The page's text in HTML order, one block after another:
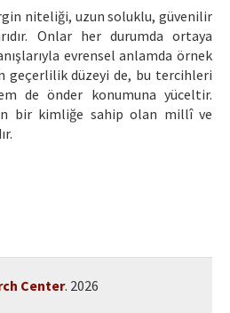
niteliği, uzun soluklu, güvenilir
Onlar her durumda ortaya
evrensel anlamda örnek
geçerlilik düzeyi de, bu tercihleri
de önder konumuna yüceltir.
bir kimliğe sahip olan millî ve
Center. 2026